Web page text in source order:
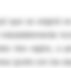
que se originó
tres siglos, a
(junto con las